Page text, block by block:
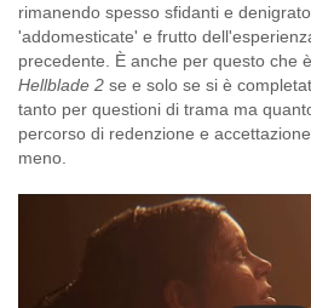
rimanendo spesso sfidanti e
'addomesticate' e frutto
precedente. È anche per questo che
Hellblade 2 se e solo se si è
tanto per questioni di trama ma
percorso di redenzione e
meno.